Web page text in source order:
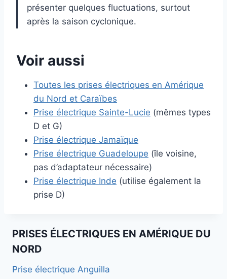
présenter quelques fluctuations, surtout
après la saison cyclonique.
Voir aussi
Toutes les prises électriques en Amérique
du Nord et Caraïbes
Prise électrique Sainte-Lucie (mêmes types
D et G)
Prise électrique Jamaïque
Prise électrique Guadeloupe (île voisine,
pas d’adaptateur nécessaire)
Prise électrique Inde (utilise également la
prise D)
PRISES ÉLECTRIQUES EN AMÉRIQUE DU
NORD
Prise électrique Anguilla